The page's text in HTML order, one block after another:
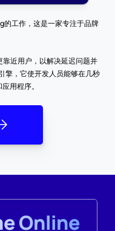
工作，这是一家专注于品牌
近用户，以解决延迟问题并
擎，它使开发人员能够在几秒
用程序。
Online